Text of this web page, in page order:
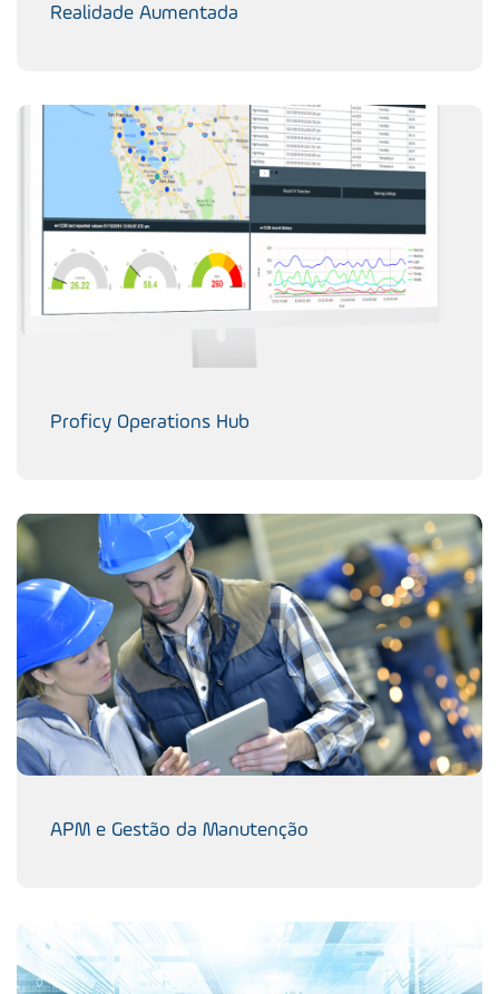
Realidade Aumentada
Proficy Operations Hub
APM e Gestão da Manutenção